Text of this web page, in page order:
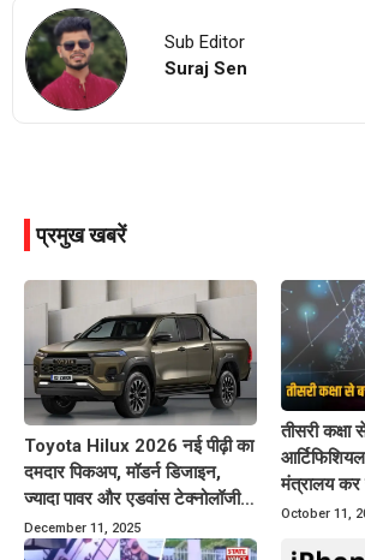
Sub Editor
Suraj Sen
प्रमुख खबरें
Toyota Hilux 2026 नई पीढ़ी का
दमदार पिकअप, मॉडर्न डिजाइन,
ज्यादा पावर और एडवांस टेक्नोलॉजी
के साथ बाजार में करेगा धमाका
December 11, 2025
तीसरी कक्षा
मंत्रालय कर
October 11,